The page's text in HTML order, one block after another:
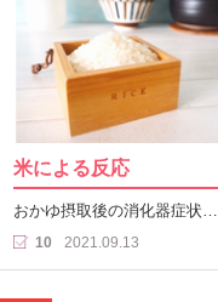
米による反応
おかゆ摂取後の消化器症状…
10 2021.09.13